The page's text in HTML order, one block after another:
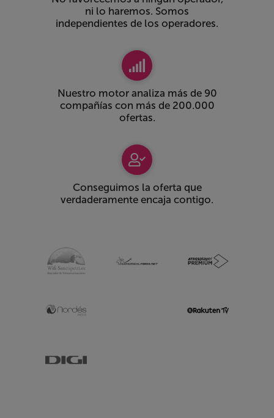
ni lo haremos. Somos
independientes de los operadores.
Nuestro motor analiza más de 90
compañías con más de 200.000
ofertas.
Conseguimos la oferta que
verdaderamente encaja contigo.